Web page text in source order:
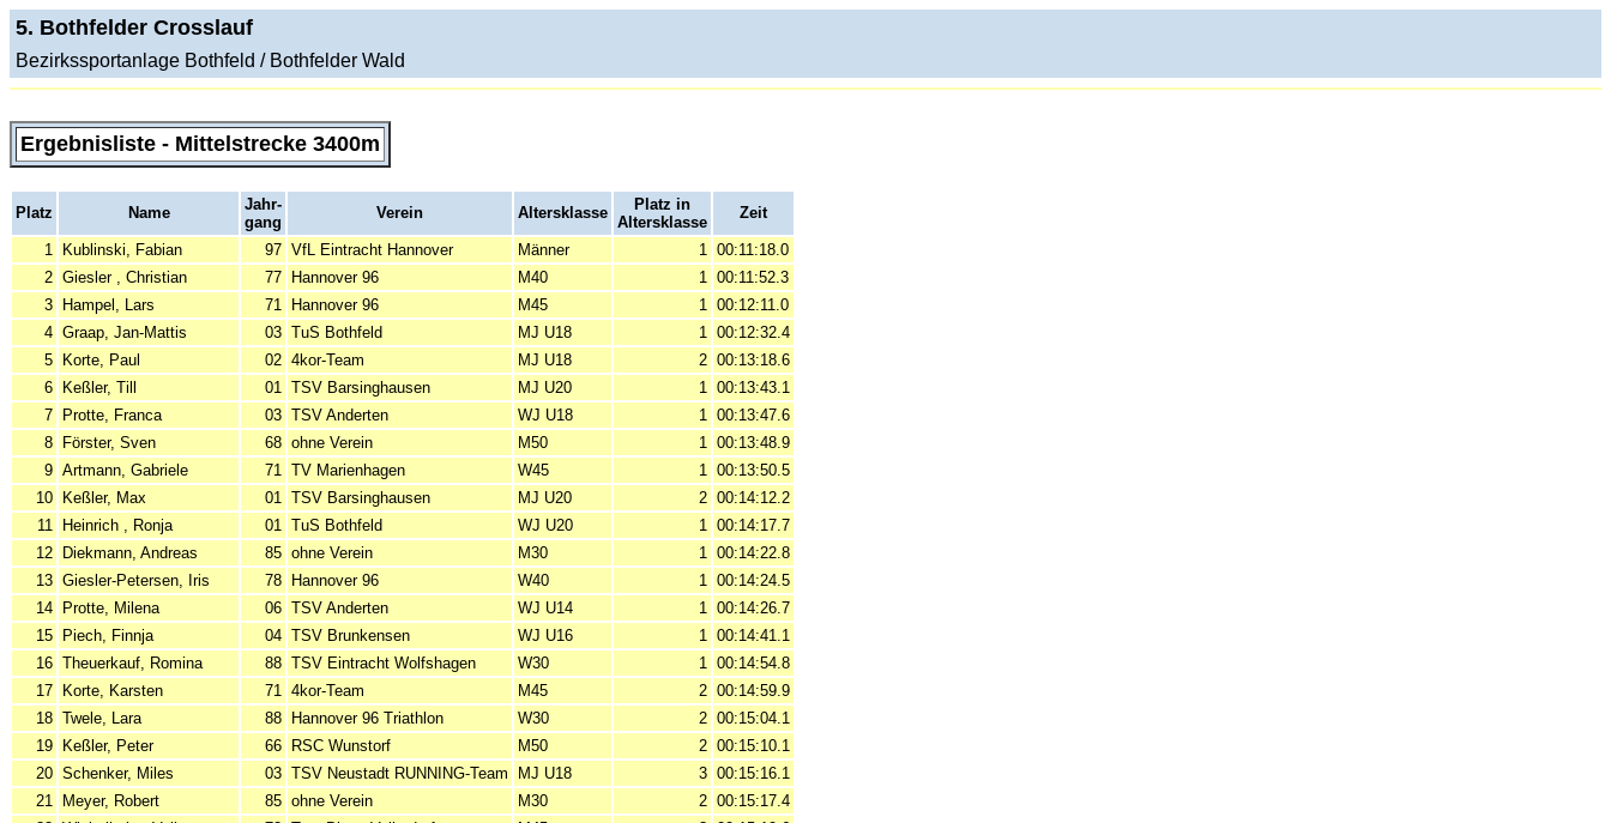
5. Bothfelder Crosslauf
Bezirkssportanlage Bothfeld / Bothfelder Wald
Ergebnisliste - Mittelstrecke 3400m
Platz Name
Jahr-
gang
Verein Altersklasse
Platz in
Altersklasse
Zeit
1 Kublinski, Fabian 97 VfL Eintracht Hannover Männer 1 00:11:18.0
2 Giesler , Christian 77 Hannover 96 M40 1 00:11:52.3
3
Hampel, Lars 71 Hannover 96 M45 1 00:12:11.0
4 Graap, Jan-Mattis 03 TuS Bothfeld MJ U18 1 00:12:32.4
5
Korte, Paul 02 4kor-Team MJ U18 2 00:13:18.6
6
Keßler, Till 01 TSV Barsinghausen MJ U20 1 00:13:43.1
7
Protte, Franca 03 TSV Anderten WJ U18 1 00:13:47.6
8
Förster, Sven 68 ohne Verein M50 1 00:13:48.9
9 Artmann, Gabriele 71 TV Marienhagen W45 1 00:13:50.5
10
Keßler, Max 01 TSV Barsinghausen MJ U20 2 00:14:12.2
11
Heinrich , Ronja 01 TuS Bothfeld WJ U20 1 00:14:17.7
12
Diekmann, Andreas 85 ohne Verein M30 1 00:14:22.8
13 Giesler-Petersen, Iris 78 Hannover 96 W40 1 00:14:24.5
14
Protte, Milena 06 TSV Anderten WJ U14 1 00:14:26.7
15
Piech, Finnja 04 TSV Brunkensen WJ U16 1 00:14:41.1
16 Theuerkauf, Romina 88 TSV Eintracht Wolfshagen W30 1 00:14:54.8
17
Korte, Karsten 71 4kor-Team M45 2 00:14:59.9
18 Twele, Lara 88 Hannover 96 Triathlon W30 2 00:15:04.1
19
Keßler, Peter 66 RSC Wunstorf M50 2 00:15:10.1
20 Schenker, Miles 03 TSV Neustadt RUNNING-Team MJ U18 3 00:15:16.1
21
Meyer, Robert 85 ohne Verein M30 2 00:15:17.4